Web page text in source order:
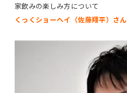
家飲みの楽しみ方について
くっくショーヘイ（佐藤翔平）さん